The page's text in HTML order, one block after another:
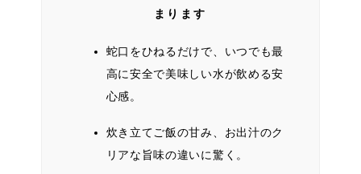
まります
蛇口をひねるだけで、いつでも最
高に安全で美味しい水が飲める安
心感。
炊き立てご飯の甘み、お出汁のク
リアな旨味の違いに驚く。